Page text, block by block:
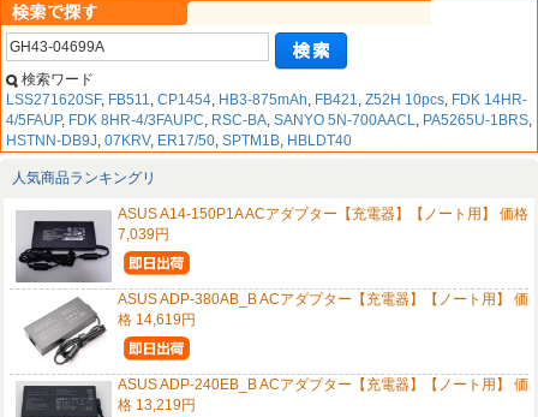
検索ワード
LSS271620SF, FB511, CP1454, HB3-875mAh, FB421, Z52H 10pcs, FDK 14HR-
4/5FAUP, FDK 8HR-4/3FAUPC, RSC-BA, SANYO 5N-700AACL, PA5265U-1BRS,
HSTNN-DB9J, 07KRV, ER17/50, SPTM1B, HBLDT40
人気商品ランキングリ
ASUS A14-150P1A ACアダプター【充電器】【ノート用】 価格
7,039円
ASUS ADP-380AB_B ACアダプター【充電器】【ノート用】 価
格 14,619円
ASUS ADP-240EB_B ACアダプター【充電器】【ノート用】 価
格 13,219円